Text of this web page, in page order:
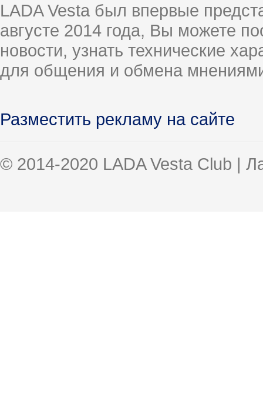
LADA Vesta был впервые
августе 2014 года, Вы можете
новости, узнать технические
для общения и обмена
Разместить рекламу на сайте
© 2014-2020 LADA Vesta Club |